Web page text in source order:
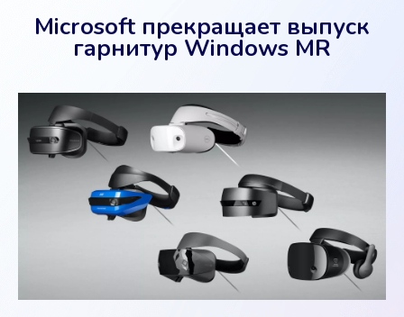
Microsoft прекращает выпуск
гарнитур Windows MR